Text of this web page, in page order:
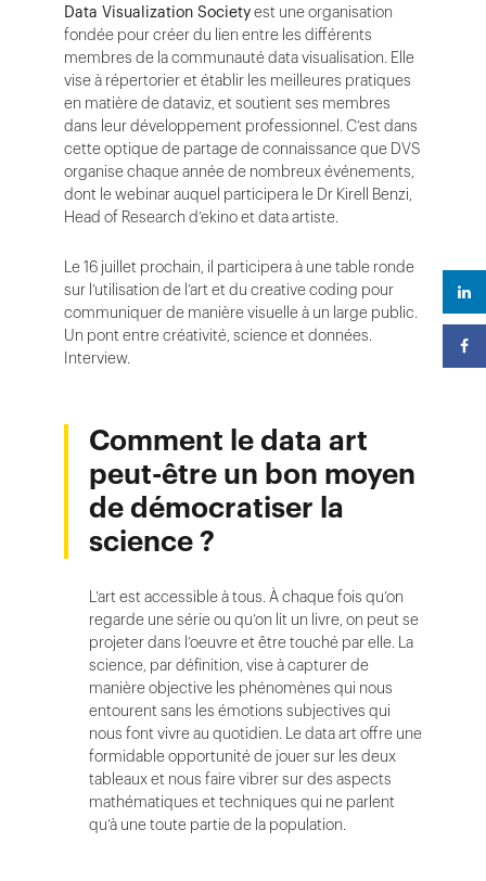
Data Visualization Societyest une organisation
fondée pour créer du lien entre les différents
membres de la communauté data visualisation. Elle
vise à répertorier et établir les meilleures pratiques
en matière de dataviz, et soutient ses membres
dans leur développement professionnel. C’est dans
cette optique de partage de connaissance que DVS
organise chaque année de nombreux événements,
dont le webinar auquel participera le Dr Kirell Benzi,
Head of Research d’ekino et data artiste.
Le 16 juillet prochain, il participera à une table ronde
sur l’utilisation de l’art et du creative coding pour
communiquer de manière visuelle à un large public.
Un pont entre créativité, science et données.
Interview.
Comment le data art
peut-être un bon moyen
de démocratiser la
science ?
L’art est accessible à tous. À chaque fois qu’on
regarde une série ou qu’on lit un livre, on peut se
projeter dans l’oeuvre et être touché par elle. La
science, par définition, vise à capturer de
manière objective les phénomènes qui nous
entourent sans les émotions subjectives qui
nous font vivre au quotidien. Le data art offre une
formidable opportunité de jouer sur les deux
tableaux et nous faire vibrer sur des aspects
mathématiques et techniques qui ne parlent
qu’à une toute partie de la population.